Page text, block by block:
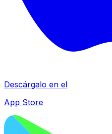
Descárgalo en el
App Store